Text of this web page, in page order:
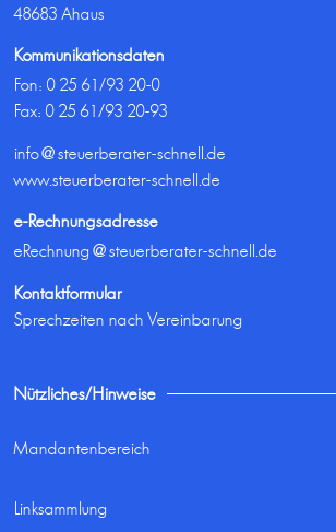
48683 Ahaus
Kommunikationsdaten
Fon:0 25 61/93 20-0
Fax: 0 25 61/93 20-93
info@steuerberater-schnell.de
www.steuerberater-schnell.de
e-Rechnungsadresse
eRechnung@steuerberater-schnell.de
Kontaktformular
Sprechzeiten nach Vereinbarung
Nützliches/Hinweise
Mandantenbereich
Linksammlung